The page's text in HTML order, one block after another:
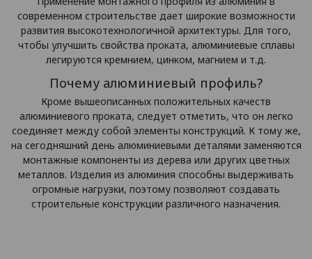
современном строительстве дает широкие возможности
развития высокотехнологичной архитектуры. Для того,
чтобы улучшить свойства проката, алюминиевые сплавы
легируются кремнием, цинком, магнием и т.д.
Почему алюминиевый профиль?
Кроме вышеописанных положительных качеств
алюминиевого проката, следует отметить, что он легко
соединяет между собой элементы конструкций. К тому же,
на сегодняшний день алюминиевыми деталями заменяются
монтажные компоненты из дерева или других цветных
металлов. Изделия из алюминия способны выдерживать
огромные нагрузки, поэтому позволяют создавать
строительные конструкции различного назначения.